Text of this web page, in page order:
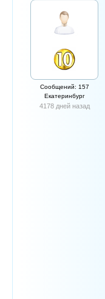
Сообщений: 157
Екатеринбург
4178 дней назад